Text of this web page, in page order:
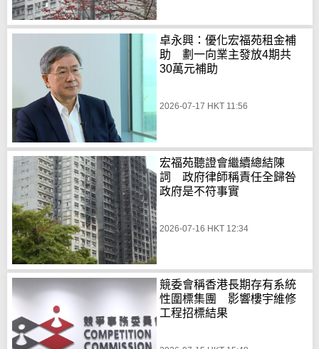
卓永興：優化宏福苑租金補
助 劃一向業主發放4期共
30萬元補助
2026-07-17 HKT 11:56
宏福苑聽證會繼續總結陳
詞 政府律師稱責任全歸咎
政府是不符事實
2026-07-16 HKT 12:34
競委會稱香港長期存有系統
性圍標集團 影響樓宇維修
工程招標結果